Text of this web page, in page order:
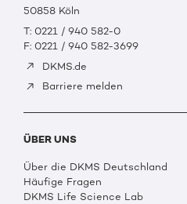
50858 Köln
T: 0221 / 940 582-0
F: 0221 / 940 582-3699
DKMS.de
Barriere melden
ÜBER UNS
Über die DKMS Deutschland
Häufige Fragen
DKMS Life Science Lab